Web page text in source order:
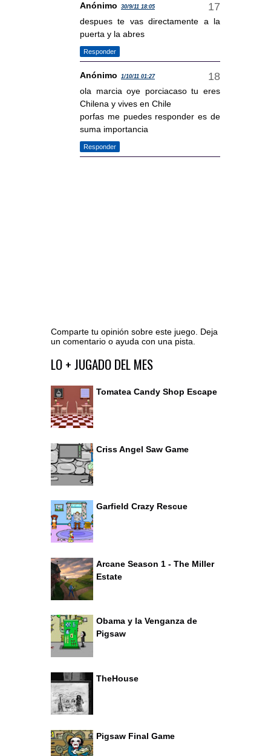
Anónimo 30/9/11 18:05
despues te vas directamente a la
puerta y la abres
Responder
Anónimo 1/10/11 01:27
ola marcia oye porciacaso tu eres
Chilena y vives en Chile
porfas me puedes responder es de
suma importancia
Responder
Comparte tu opinión sobre este juego. Deja
un comentario o ayuda con una pista.
Ir al editor de comentarios
LO + JUGADO DEL MES
Tomatea Candy Shop Escape
Criss Angel Saw Game
Garfield Crazy Rescue
Arcane Season 1 - The Miller
Estate
Obama y la Venganza de
Pigsaw
TheHouse
Pigsaw Final Game